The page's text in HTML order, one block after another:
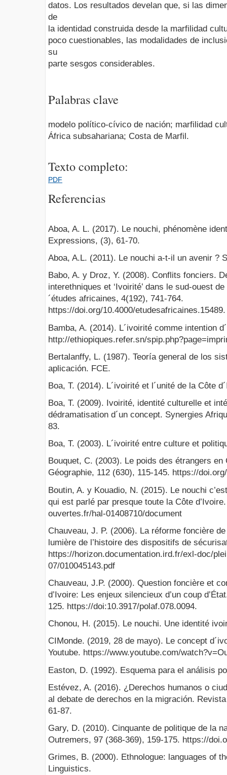
datos. Los resultados develan que, si las
de
la identidad construida desde la marfilidad
poco cuestionables, las modalidades de
su
parte sesgos considerables.
Palabras clave
modelo político-cívico de nación; marfilidad
África subsahariana; Costa de Marfil.
Texto completo:
PDF
Referencias
Aboa, A. L. (2017). Le nouchi, phénomène
Expressions, (3), 61-70.
Aboa, A.L. (2011). Le nouchi a-t-il un avenir ?
Babo, A. y Droz, Y. (2008). Conflits fonciers.
interethniques et ‘Ivoirité’ dans le sud-ouest
´études africaines, 4(192), 741-764.
https://doi.org/10.4000/etudesafricaines.15489.
Bamba, A. (2014). L´ivoirité comme intention
http://ethiopiques.refer.sn/
Bertalanffy, L. (1987). Teoría general de los
aplicación. FCE.
Boa, T. (2014). L´ivoirité et l´unité de la Côte
Boa, T. (2009). Ivoirité, identité culturelle et
dédramatisation d´un concept. Synergies
83.
Boa, T. (2003). L´ivoirité entre culture et
Bouquet, C. (2003). Le poids des étrangers en
Géographie, 112 (630), 115-145. https://
Boutin, A. y Kouadio, N. (2015). Le nouchi
qui est parlé par presque toute la Côte
ouvertes.fr/hal-01408710/document
Chauveau, J. P. (2006). La réforme foncière
lumière de l’histoire des dispositifs de
https://horizon.documentation.ird.fr/exl-doc/
07/010045143.pdf
Chauveau, J.P. (2000). Question foncière et
d’Ivoire: Les enjeux silencieux d’un coup
125. https://doi:10.3917/polaf.078.0094.
Chonou, H. (2015). Le nouchi. Une identité
CIMonde. (2019, 28 de mayo). Le concept
Youtube. https://www.youtube.com/
Easton, D. (1992). Esquema para el análisis
Estévez, A. (2016). ¿Derechos humanos o
al debate de derechos en la migración.
61-87.
Gary, D. (2010). Cinquante de politique de la
Outremers, 97 (368-369), 159-175. https://
Grimes, B. (2000). Ethnologue: languages of
Linguistics.